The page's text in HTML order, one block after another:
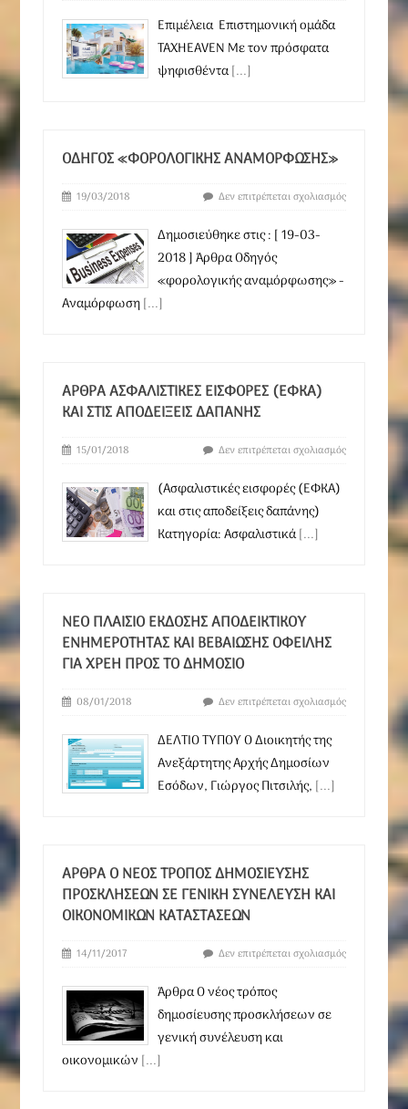
Επιμέλεια Επιστημονική ομάδα
TAXHEAVEN Με τον πρόσφατα
ψηφισθέντα[...]
ΟΔΗΓΌΣ «ΦΟΡΟΛΟΓΙΚΉΣ ΑΝΑΜΌΡΦΩΣΗΣ»
19/03/2018 Δεν επιτρέπεται σχολιασμός
Δημοσιεύθηκε στις : [ 19-03-
2018 ] Άρθρα Οδηγός
«φορολογικής αναμόρφωσης» -
Αναμόρφωση[...]
ΆΡΘΡΑ ΑΣΦΑΛΙΣΤΙΚΈΣ ΕΙΣΦΟΡΈΣ (ΕΦΚΑ)
ΚΑΙ ΣΤΙΣ ΑΠΟΔΕΊΞΕΙΣ ΔΑΠΆΝΗΣ
15/01/2018 Δεν επιτρέπεται σχολιασμός
(Ασφαλιστικές εισφορές (ΕΦΚΑ)
και στις αποδείξεις δαπάνης)
Κατηγορία: Ασφαλιστικά[...]
ΝΈΟ ΠΛΑΊΣΙΟ ΈΚΔΟΣΗΣ ΑΠΟΔΕΙΚΤΙΚΟΎ
ΕΝΗΜΕΡΌΤΗΤΑΣ ΚΑΙ ΒΕΒΑΊΩΣΗΣ ΟΦΕΙΛΉΣ
ΓΙΑ ΧΡΈΗ ΠΡΟΣ ΤΟ ΔΗΜΌΣΙΟ
08/01/2018 Δεν επιτρέπεται σχολιασμός
ΔΕΛΤΙΟ ΤΥΠΟΥ Ο Διοικητής της
Ανεξάρτητης Αρχής Δημοσίων
Εσόδων, Γιώργος Πιτσιλής, [...]
ΆΡΘΡΑ Ο ΝΈΟΣ ΤΡΌΠΟΣ ΔΗΜΟΣΊΕΥΣΗΣ
ΠΡΟΣΚΛΉΣΕΩΝ ΣΕ ΓΕΝΙΚΉ ΣΥΝΈΛΕΥΣΗ ΚΑΙ
ΟΙΚΟΝΟΜΙΚΏΝ ΚΑΤΑΣΤΆΣΕΩΝ
14/11/2017 Δεν επιτρέπεται σχολιασμός
Άρθρα Ο νέος τρόπος
δημοσίευσης προσκλήσεων σε
γενική συνέλευση και
οικονομικών [...]